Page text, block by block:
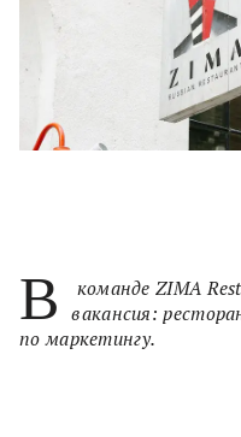
В
команде ZIMA
вакансия:
по маркетингу.